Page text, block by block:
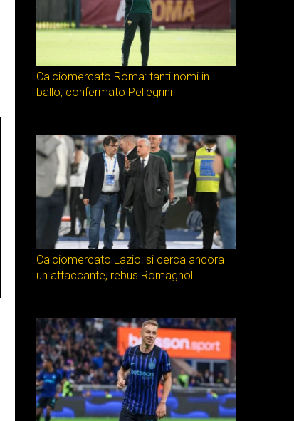
Calciomercato Roma: tanti nomi in
ballo, confermato Pellegrini
Calciomercato Lazio: si cerca ancora
un attaccante, rebus Romagnoli